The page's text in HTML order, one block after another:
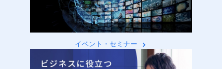
イベント・セミナー